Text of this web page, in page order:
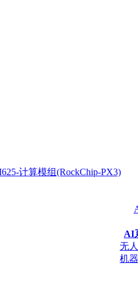
计算模组(RockChip-PX3)
AI
无
机